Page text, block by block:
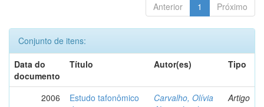
Anterior 1 Próximo
Conjunto de itens:
Data do
documento
Título Autor(es) Tipo
2006
Estudo tafonômico
Carvalho, Olívia
Artigo